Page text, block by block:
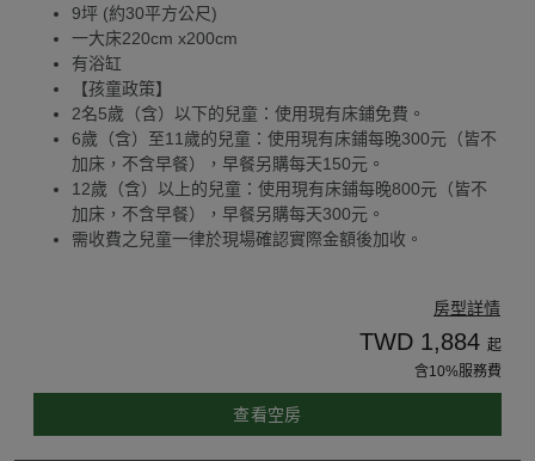
9坪 (約30平方公尺)
一大床220cm x200cm
有浴缸
【孩童政策】
2名5歲（含）以下的兒童：使用現有床鋪免費。
6歲（含）至11歲的兒童：使用現有床鋪每晚300元（皆不
加床，不含早餐），早餐另購每天150元。
12歲（含）以上的兒童：使用現有床鋪每晚800元（皆不
加床，不含早餐），早餐另購每天300元。
需收費之兒童一律於現場確認實際金額後加收。
房型詳情
TWD 1,884 起
含10%服務費
查看空房